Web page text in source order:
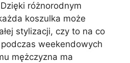
różnorodnym
koszulka może
stylizacji, czy to na co
weekendowych
mężczyzna ma